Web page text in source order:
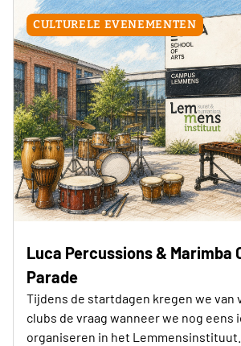
CULTURELE EVENEMENTEN
Luca Percussions & Marimba
Parade
Tijdens de startdagen kregen we van
clubs de vraag wanneer we nog eens
organiseren in het Lemmensinstituut.